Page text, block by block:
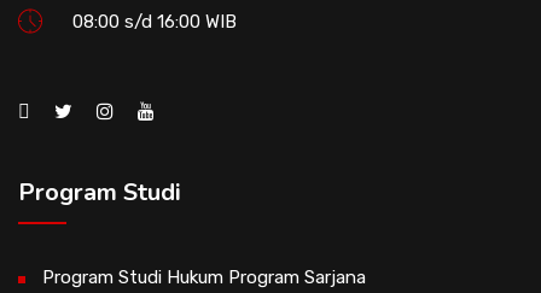
08:00 s/d 16:00 WIB
Program Studi
Program Studi Hukum Program Sarjana